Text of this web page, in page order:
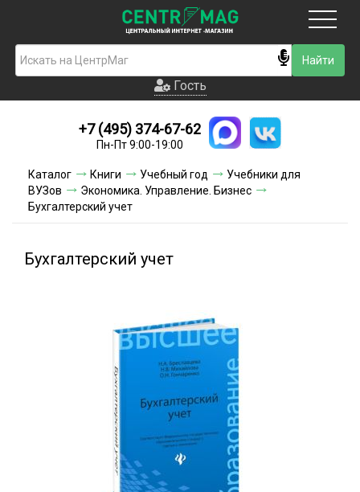
Гость
Новинки
Условия доставки
Условия оплаты
Гость
+7 (495) 374-67-62
Пн-Пт 9:00-19:00
Каталог Книги Учебный год
Учебники для
ВУЗов
Экономика. Управление. Бизнес
Бухгалтерский учет
Бухгалтерский учет